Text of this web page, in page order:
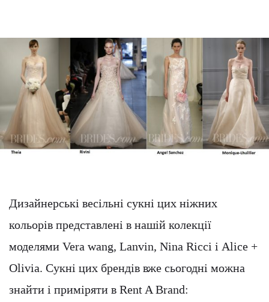
Дизайнерські весільні сукні цих ніжних
кольорів представлені в нашій колекції
моделями Vera wang, Lanvin, Nina Ricci і Alice +
Olivia. Сукні цих брендів вже сьогодні можна
знайти і приміряти в Rent A Brand: